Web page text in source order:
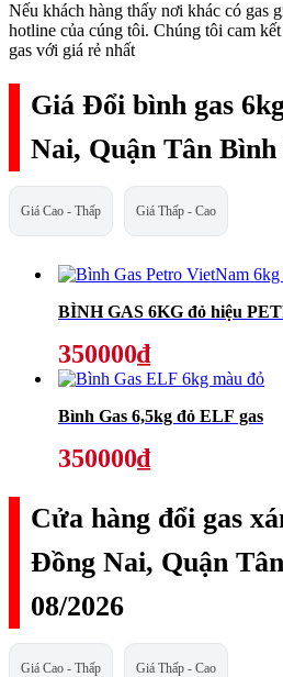
Nếu khách hàng thấy nơi khác có gas
hotline của cúng tôi. Chúng tôi cam
gas với giá rẻ nhất
Giá Đổi bình gas
Nai, Quận Tân Bình
Giá Cao - Thấp Giá Thấp - Cao
BÌNH GAS 6KG đỏ hiệu
350000₫
Bình Gas 6,5kg đỏ ELF gas
350000₫
Cửa hàng đổi gas
Đồng Nai, Quận
08/2026
Giá Cao - Thấp Giá Thấp - Cao